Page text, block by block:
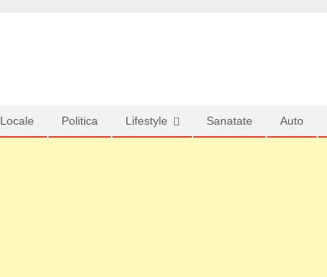
Locale Politica Lifestyle Sanatate Auto